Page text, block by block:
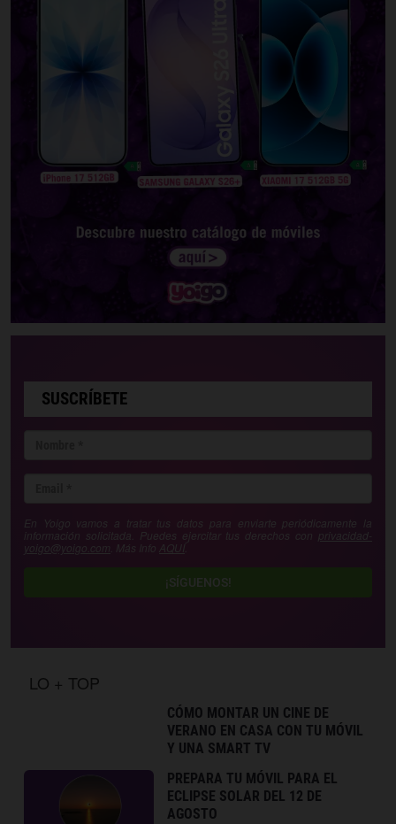
SUSCRÍBETE
En Yoigo vamos a tratar tus datos para enviarte periódicamente la
información solicitada. Puedes ejercitar tus derechos con privacidad-
yoigo@yoigo.com . Más Info AQUÍ
¡SÍGUENOS!
LO + TOP
CÓMO MONTAR UN CINE DE
VERANO EN CASA CON TU MÓVIL
Y UNA SMART TV
PREPARA TU MÓVIL PARA EL
ECLIPSE SOLAR DEL 12 DE
AGOSTO